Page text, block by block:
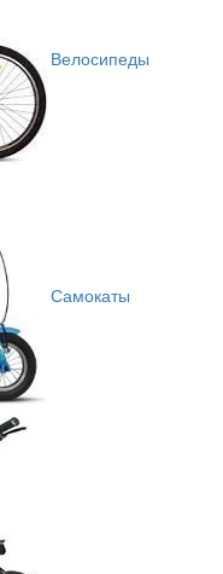
Велосипеды
Самокаты